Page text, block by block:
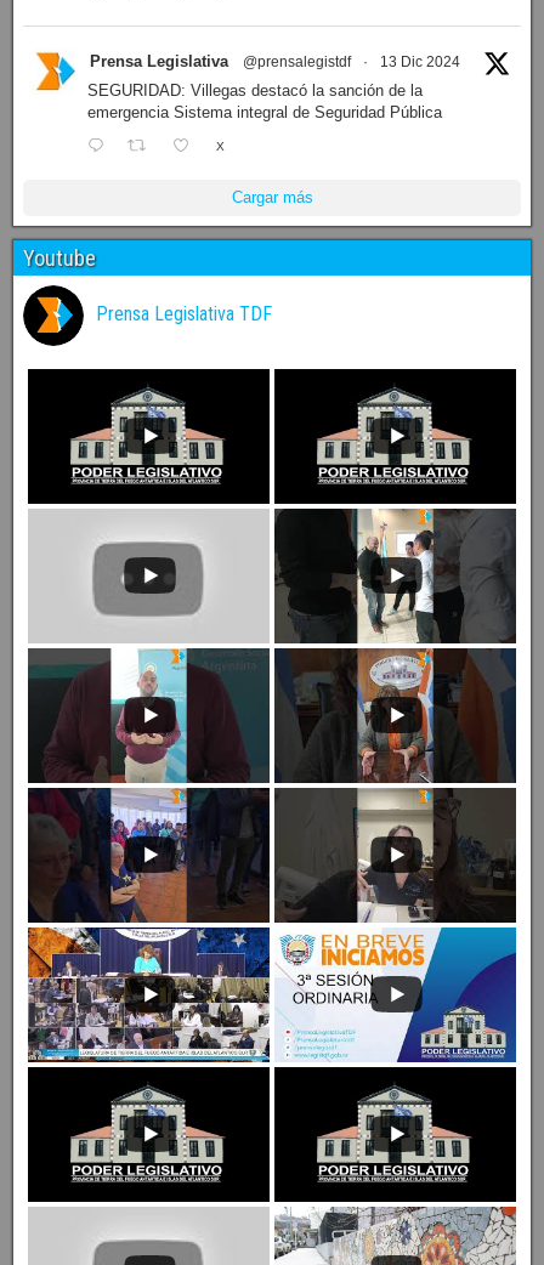
Prensa Legislativa @prensalegistdf · 13 Dic 2024
SEGURIDAD: Villegas destacó la sanción de la
emergencia Sistema integral de Seguridad Pública
X
Cargar más
Youtube
Prensa Legislativa TDF